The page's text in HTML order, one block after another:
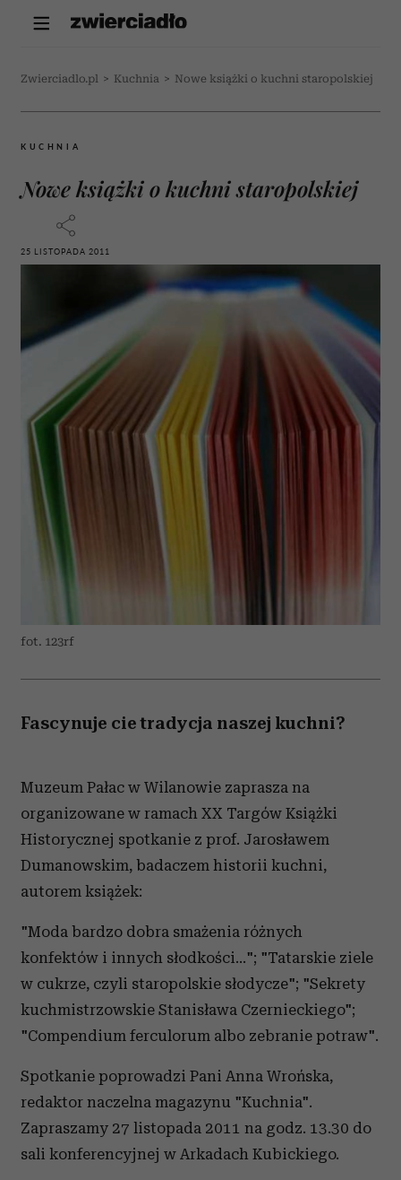
Zwierciadlo.pl > Kuchnia > Nowe książki o kuchni staropolskiej
KUCHNIA
Nowe książki o kuchni staropolskiej
25 LISTOPADA 2011
fot. 123rf
Fascynuje cie tradycja naszej kuchni?
Muzeum Pałac w Wilanowie zaprasza na
organizowane w ramach XX Targów Książki
Historycznej spotkanie z prof. Jarosławem
Dumanowskim, badaczem historii kuchni,
autorem książek:
"Moda bardzo dobra smażenia różnych
konfektów i innych słodkości..."; "Tatarskie ziele
w cukrze, czyli staropolskie słodycze"; "Sekrety
kuchmistrzowskie Stanisława Czernieckiego";
"Compendium ferculorum albo zebranie potraw".
Spotkanie poprowadzi Pani Anna Wrońska,
redaktor naczelna magazynu "Kuchnia".
Zapraszamy 27 listopada 2011 na godz. 13.30 do
sali konferencyjnej w Arkadach Kubickiego.